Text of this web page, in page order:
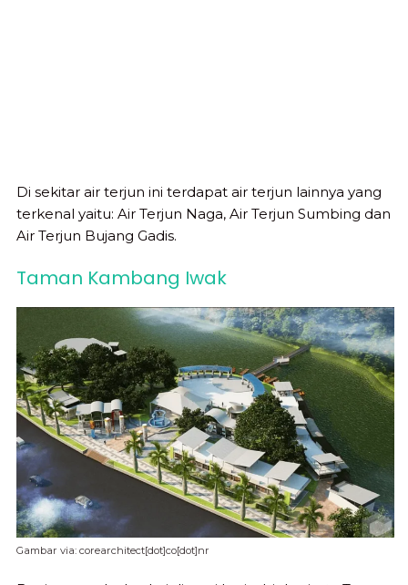
Di sekitar air terjun ini terdapat air terjun lainnya yang
terkenal yaitu: Air Terjun Naga, Air Terjun Sumbing dan
Air Terjun Bujang Gadis.
Taman Kambang Iwak
Gambar via: corearchitect[dot]co[dot]nr